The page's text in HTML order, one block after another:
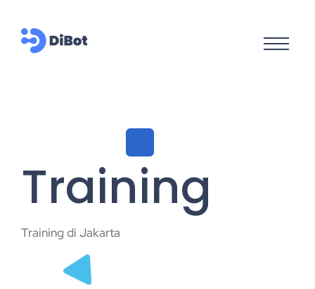
Training
Training di Jakarta